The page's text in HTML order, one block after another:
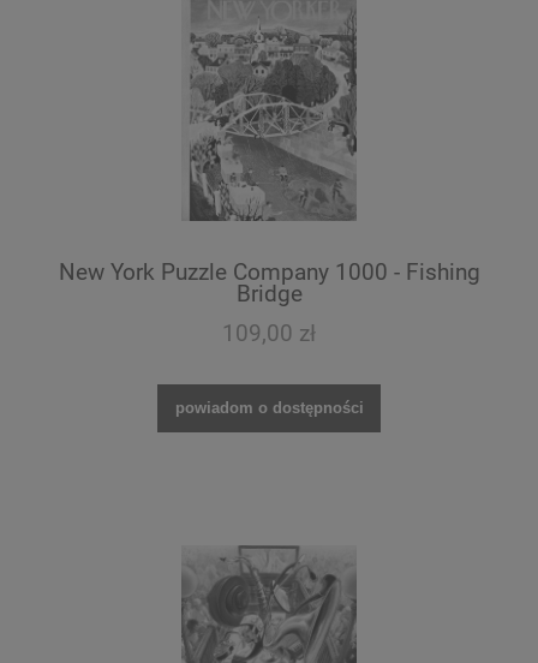
New York Puzzle Company 1000 - Fishing
Bridge
109,00 zł
powiadom o dostępności